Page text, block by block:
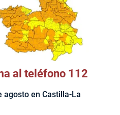
al teléfono 112
agosto en Castilla-La